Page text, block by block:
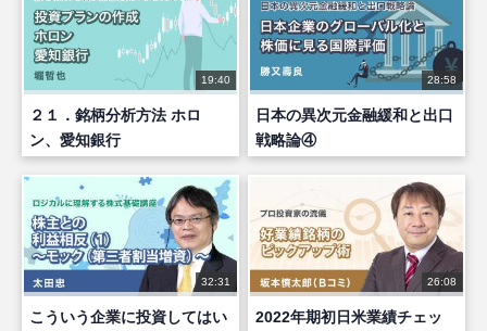
19:40
２１．銘柄分析方法 ホロ
ン、愛知銀行
28:58
日本の異次元金融緩和と出口
戦略論④
32:31
こういう企業に投資してはい
26:08
2022年期初日米業績チェッ